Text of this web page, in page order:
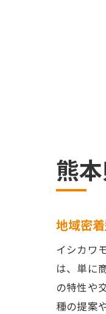
熊
地域密
イシカワ
は、単に
の特性や
種の提案